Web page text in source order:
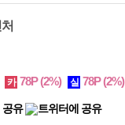
카 78P(2%) 실 78P(2%)